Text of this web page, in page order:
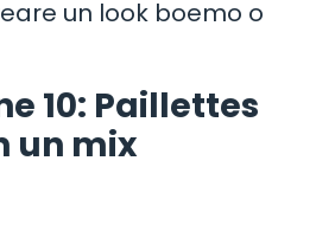
un look boemo o
10: Paillettes
un mix